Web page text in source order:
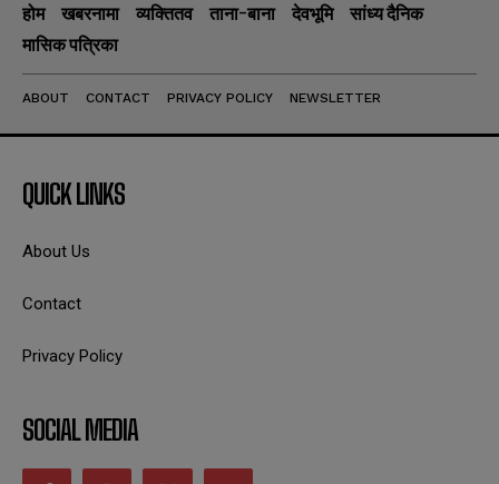
होम खबरनामा व्यक्तितव ताना-बाना देवभूमि
सांध्य दैनिक
मासिक पत्रिका
ABOUT CONTACT PRIVACY POLICY NEWSLETTER
QUICK LINKS
About Us
Contact
Privacy Policy
SOCIAL MEDIA